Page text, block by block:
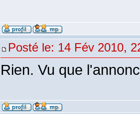
Posté le: 14 Fév 2010,
Rien. Vu que